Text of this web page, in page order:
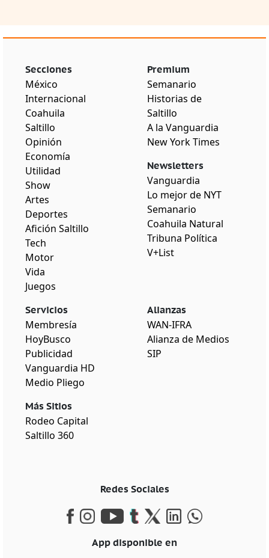
Secciones
México
Internacional
Coahuila
Saltillo
Opinión
Economía
Utilidad
Show
Artes
Deportes
Afición Saltillo
Tech
Motor
Vida
Juegos
Premium
Semanario
Historias de
Saltillo
A la Vanguardia
New York Times
Newsletters
Vanguardia
Lo mejor de NYT
Semanario
Coahuila Natural
Tribuna Política
V+List
Servicios
Membresía
HoyBusco
Publicidad
Vanguardia HD
Medio Pliego
Más Sitios
Rodeo Capital
Saltillo 360
Alianzas
WAN-IFRA
Alianza de Medios
SIP
Redes Sociales
App disponible en